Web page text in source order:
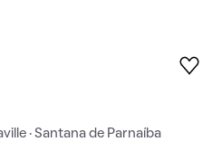
· Santana de Parnaíba